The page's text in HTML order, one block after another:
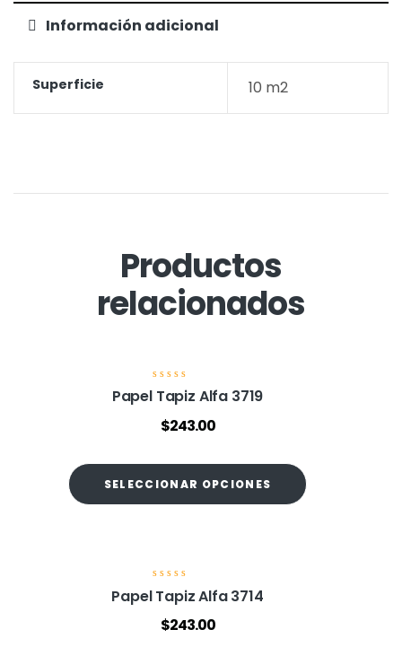
Información adicional
Superficie 10 m2
Productos
relacionados
V
d
o
e
n
Papel Tapiz Alfa 3719
$243.00
SELECCIONAR OPCIONES
V
Papel Tapiz Alfa 3714
$243.00